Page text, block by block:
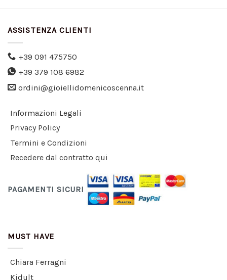
ASSISTENZA CLIENTI
+39 091 475750
+39 379 108 6982
ordini@gioiellidomenicoscenna.it
Informazioni Legali
Privacy Policy
Termini e Condizioni
Recedere dal contratto qui
PAGAMENTI SICURI
MUST HAVE
Chiara Ferragni
Kidult